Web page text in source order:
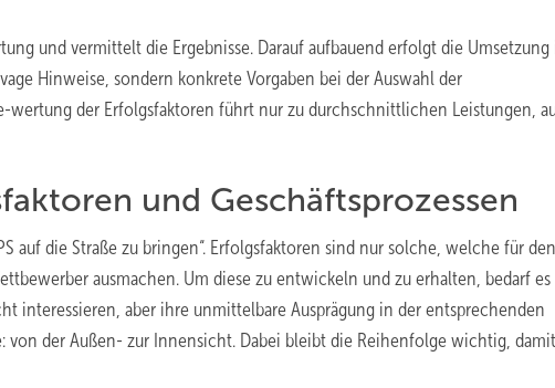
und vermittelt die Ergebnisse. Darauf aufbauend erfolgt die Umsetzung
Hinweise, sondern konkrete Vorgaben bei der Auswahl der
wertung der Erfolgsfaktoren führt nur zu durchschnittlichen Leistungen,
und Geschäftsprozessen
auf die Straße zu bringen“. Erfolgsfaktoren sind nur solche, welche für den
ausmachen. Um diese zu entwickeln und zu erhalten, bedarf es
interessieren, aber ihre unmittelbare Ausprägung in der entsprechenden
von der Außen- zur Innensicht. Dabei bleibt die Reihenfolge wichtig, damit